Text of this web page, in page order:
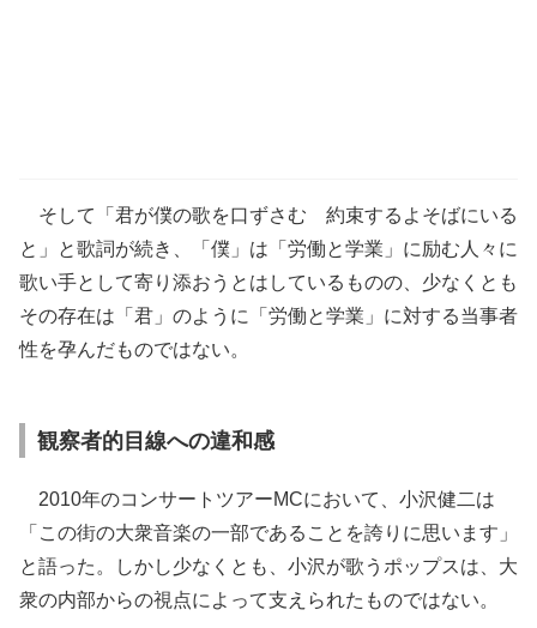
そして「君が僕の歌を口ずさむ 約束するよそばにいる
と」と歌詞が続き、「僕」は「労働と学業」に励む人々に
歌い手として寄り添おうとはしているものの、少なくとも
その存在は「君」のように「労働と学業」に対する当事者
性を孕んだものではない。
観察者的目線への違和感
2010年のコンサートツアーMCにおいて、小沢健二は
「この街の大衆音楽の一部であることを誇りに思います」
と語った。しかし少なくとも、小沢が歌うポップスは、大
衆の内部からの視点によって支えられたものではない。